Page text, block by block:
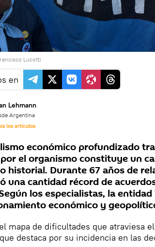
Lucotti
en
Lehmann
Argentina
los artículos
económico profundizado
el organismo constituye un
historial. Durante 67 años de
una cantidad récord de
los especialistas, la
económico y
mapa de dificultades que atraviesa
destaca por su incidencia en las